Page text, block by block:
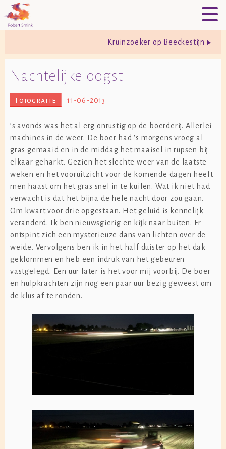
Kruinzoeker op Beeckestijn
Nachtelijke oogst
Fotografie 11-06-2013
’s avonds was het al erg onrustig op de boerderij. Allerlei
machines in de weer. De boer had ‘s morgens vroeg al
gras gemaaid en in de middag het maaisel in rupsen bij
elkaar geharkt. Gezien het slechte weer van de laatste
weken en het vooruitzicht voor de komende dagen heeft
men haast om het gras snel in te kuilen. Wat ik niet had
verwacht is dat het bijna de hele nacht door zou gaan.
Om kwart voor drie opgestaan. Het geluid is kennelijk
veranderd. Ik ben nieuwsgierig en kijk naar buiten. Er
ontspint zich een mysterieuze dans van lichten over de
weide. Vervolgens ben ik in het half duister op het dak
geklommen en heb een indruk van het gebeuren
vastgelegd. Een uur later is het voor mij voorbij. De boer
en hulpkrachten zijn nog een paar uur bezig geweest om
de klus af te ronden.